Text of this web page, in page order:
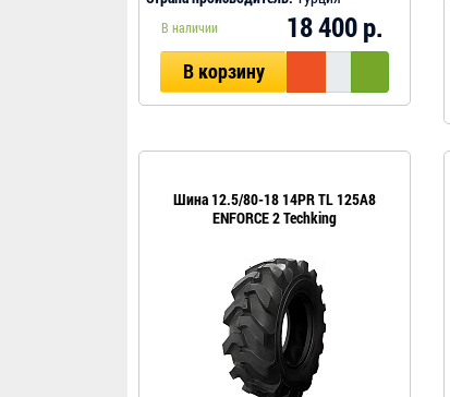
В наличии 18 400 р.
В корзину
Шина 12.5/80-18 14PR TL 125A8
ENFORCE 2 Techking